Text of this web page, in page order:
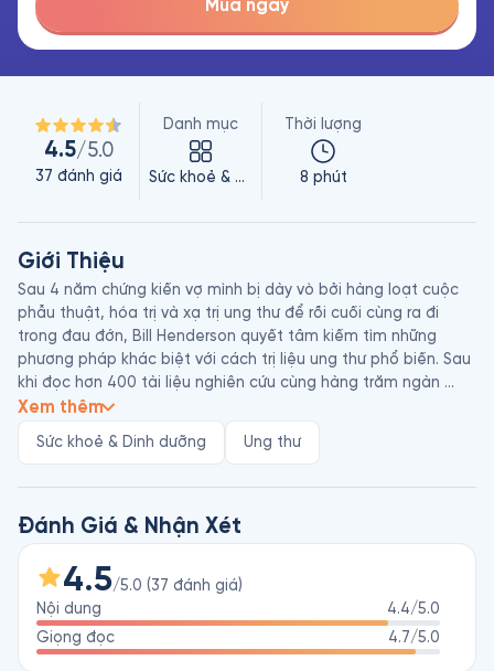
Mua ngay
4.5/5.0
37 đánh giá
Danh mục
Sức khoẻ & Dinh dưỡng
Thời lượng
8 phút
Giới Thiệu
Sau 4 năm chứng kiến vợ mình bị dày vò bởi hàng loạt cuộc
phẫu thuật, hóa trị và xạ trị ung thư để rồi cuối cùng ra đi
trong đau đớn, Bill Henderson quyết tâm kiếm tìm những
phương pháp khác biệt với cách trị liệu ung thư phổ biến. Sau
khi đọc hơn 400 tài liệu nghiên cứu cùng hàng trăm ngàn
cuộc gặp gỡ và ghi chép, ông phát hiện ra có những cách
không đau đớn. Thoát Khỏi Ung Thư: Hướng Dẫn Chữa Bệnh
dụng thuốc và hóa chất tại các bệnh viện, đồng thời cho
rằng phương pháp tự chữa trị là yếu tố chính giúp người bệnh
sống sót và trở nên khỏe mạnh.
Bill Henderson (sinh năm 1941) là tác giả, biên tập viên và nhà
xuất bản người Mỹ. Ông nổi tiếng với những cuốn hồi ký và
loạt giải thưởng văn học Pushcart do chính ông sáng lập. Năm
Xem thêm
Sức khoẻ & Dinh dưỡng Ung thư
Đánh Giá & Nhận Xét
4.5/5.0 (37 đánh giá)
Nội dung
4.4/5.0
Giọng đọc
4.7/5.0